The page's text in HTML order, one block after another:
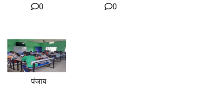
0
0
पंजाब